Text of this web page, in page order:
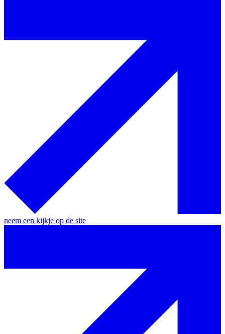
neem een kijkje op de site